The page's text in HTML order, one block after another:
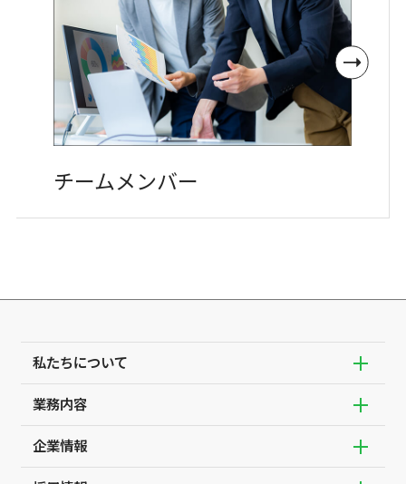
チームメンバー
私たちについて サブメ
代表挨拶
業務内容 サブメ
企業の経営や業務を支えるIT
企業情報 サブメ